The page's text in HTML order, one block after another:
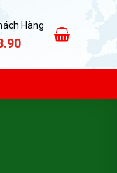
Hàng